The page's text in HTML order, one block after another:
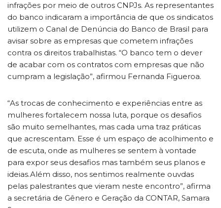
infrações por meio de outros CNPJs. As representantes
do banco indicaram a importância de que os sindicatos
utilizem o Canal de Denúncia do Banco de Brasil para
avisar sobre as empresas que cometem infrações
contra os direitos trabalhistas. “O banco tem o dever
de acabar com os contratos com empresas que não
cumpram a legislação”, afirmou Fernanda Figueroa.
“As trocas de conhecimento e experiências entre as
mulheres fortalecem nossa luta, porque os desafios
são muito semelhantes, mas cada uma traz práticas
que acrescentam. Esse é um espaço de acolhimento e
de escuta, onde as mulheres se sentem à vontade
para expor seus desafios mas também seus planos e
ideias.Além disso, nos sentimos realmente ouvdas
pelas palestrantes que vieram neste encontro”, afirma
a secretária de Gênero e Geração da CONTAR, Samara